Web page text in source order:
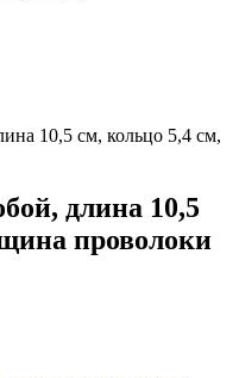
10,5 см, кольцо 5,4 см,
длина 10,5
проволоки